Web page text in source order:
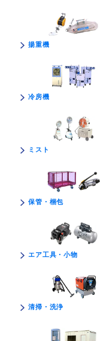
揚重機
冷房機
ミスト
保管・梱包
エア工具・小物
清掃・洗浄